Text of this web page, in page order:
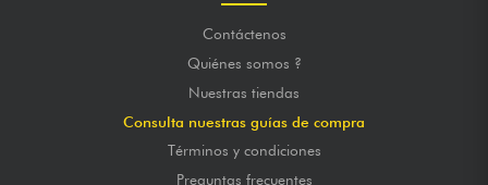
Contáctenos
Quiénes somos ?
Nuestras tiendas
Consulta nuestras guías de compra
Términos y condiciones
Preguntas frecuentes